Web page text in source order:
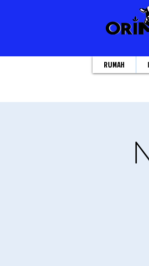
RUMAH